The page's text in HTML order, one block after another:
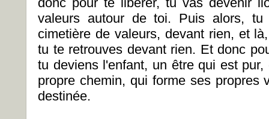
valeurs autour de toi. Puis alors,
cimetière de valeurs, devant rien, et
tu te retrouves devant rien. Et donc
tu deviens l'enfant, un être qui est
propre chemin, qui forme ses propres
destinée.